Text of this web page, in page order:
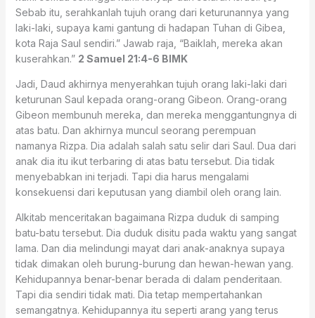
Sebab itu, serahkanlah tujuh orang dari keturunannya yang
laki-laki, supaya kami gantung di hadapan Tuhan di Gibea,
kota Raja Saul sendiri.” Jawab raja, “Baiklah, mereka akan
kuserahkan.” 2 Samuel 21:4-6 BIMK
Jadi, Daud akhirnya menyerahkan tujuh orang laki-laki dari
keturunan Saul kepada orang-orang Gibeon. Orang-orang
Gibeon membunuh mereka, dan mereka menggantungnya di
atas batu. Dan akhirnya muncul seorang perempuan
namanya Rizpa. Dia adalah salah satu selir dari Saul. Dua dari
anak dia itu ikut terbaring di atas batu tersebut. Dia tidak
menyebabkan ini terjadi. Tapi dia harus mengalami
konsekuensi dari keputusan yang diambil oleh orang lain.
Alkitab menceritakan bagaimana Rizpa duduk di samping
batu-batu tersebut. Dia duduk disitu pada waktu yang sangat
lama. Dan dia melindungi mayat dari anak-anaknya supaya
tidak dimakan oleh burung-burung dan hewan-hewan yang.
Kehidupannya benar-benar berada di dalam penderitaan.
Tapi dia sendiri tidak mati. Dia tetap mempertahankan
semangatnya. Kehidupannya itu seperti arang yang terus